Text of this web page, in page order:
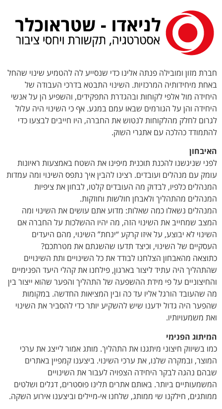
חברת מזון ומובילה פנתה אלינו כדי שנסייע לה להטמיע שינוי שהחל
באחת מיחידותיה המרכזיות. השינוי התבטא בדרכי העבודה של
היחידה מול אלפי לקוחות ובהגדרת התפקידים, והשפיע הן על אנשי
היחידה והן על הגורמים שבאו עמם במגע. אף כי השינוי היה עלול
לגרום לחלק מהלקוחות לנטוש את החברה, היו חייבים לבצעו כדי
להתמודד כהלכה עם אתגרי השוק.
האיבחון
לפני שניגשנו להכנת תוכנית מיפינו את השטח באמצעות ראיונות
עומק עם מנהלים ועובדים. רצינו להבין איך נתפס השינוי ומה עמדות
המנהלים כלפיו, לבדוק מה העובדים קלטו, לבחון את ציפיות
המנהלים מהתהליך ולאבחן חולשות וחוזקות.
המנהלים נשאלו כמה שאלות: מדוע אתם עושים את השינוי ומה
המצב שמחייב את השינוי הזה, מה יהיו ההשלכות על החברה אם
השינוי לא יבוצע, על איזו קרקע “ינחת” השינוי, מהם היעדים
העסקיים של השינוי, וכיצד תדעו שהשגתם את מטרתכם?
כתוצאה מהאבחון הצלחנו לבודד את כל השינויים ותת השינויים
שהתהליך היה עתיד ליצור בארגון, פילחנו את קהלי היעד הפנימיים
והחיצוניים על פי מידת ההשפעה של התהליך והפער שהוא ייצור בין
מה שהעובד הורגל אליו עד כה ובין המציאות החדשה. במקומות
שהפער היה גדול ידענו שיש להשקיע יותר כדי להסביר את השינוי
ואת משמעויותיו.
המיתוג הפנימי
כמו בשיווק חיצוני מיתגנו את התהליך. מותג אמור לייצג את ערכי
המוצר, ובמקרה שלנו, את ערכי השינוי. ביצענו קמפיין באתרים
שבהם נהגה לבקר היחידה הצפויה לעבור את השינויים
המשמעותיים ביותר. באותם אתרים תלינו פוסטרים, דגלים ושלטים
ממותגים, חילקנו שי ממותג, שלחנו אי-מיילים וביצענו אירוע השקה.